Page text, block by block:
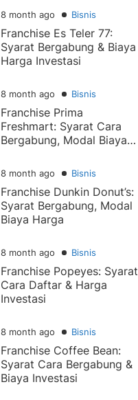
8 month ago Bisnis
Franchise Es Teler 77:
Syarat Bergabung & Biaya
Harga Investasi
8 month ago Bisnis
Franchise Prima
Freshmart: Syarat Cara
Bergabung, Modal Biaya
8 month ago Bisnis
Franchise Dunkin Donut’s:
Syarat Bergabung, Modal
Biaya Harga
8 month ago Bisnis
Franchise Popeyes: Syarat
Cara Daftar & Harga
Investasi
8 month ago Bisnis
Franchise Coffee Bean:
Syarat Cara Bergabung &
Biaya Investasi